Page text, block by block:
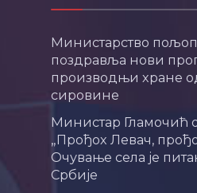
Министарство
поздравља нови
производњи хране
сировине
Министар Гламочић
„Прођох Левач,
Очување села је
Србије